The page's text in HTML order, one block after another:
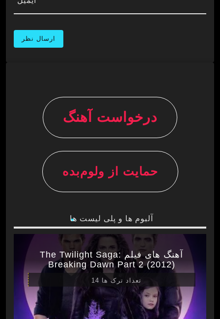
درخواست آهنگ
حمایت از ولوم‌بده
آلبوم ها و پلی لیست ها
آهنگ های فیلم The Twilight Saga:
Breaking Dawn Part 2 (2012)
تعداد ترک ها 14